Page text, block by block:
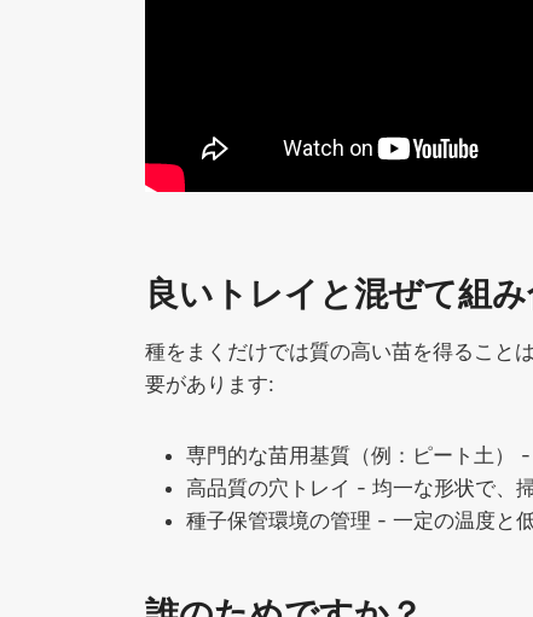
良いトレイと混ぜて組
種をまくだけでは質の高い苗を得ること
要があります:
専門的な苗用基質（例：ピート土）
高品質の穴トレイ - 均一な形状で、
種子保管環境の管理 - 一定の温度と